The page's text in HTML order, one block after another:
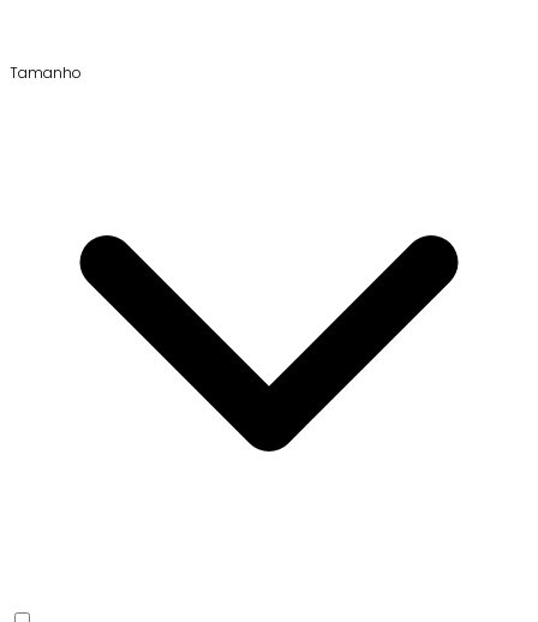
Tamanho